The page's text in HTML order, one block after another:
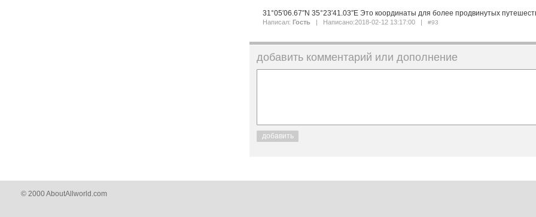
31°05′06.67″N 35°23′41.03″E Это координаты для более продвинутых
Написал: Гость | Написано:2018-02-12 13:17:00 | #93
добавить комментарий или дополнение
добавить
© 2000 AboutAllworld.com